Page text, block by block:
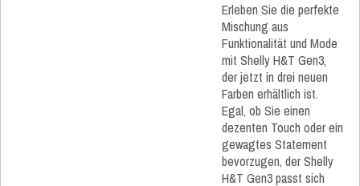
Erleben Sie die perfekte
Mischung aus
Funktionalität und Mode
mit Shelly H&T Gen3,
der jetzt in drei neuen
Farben erhältlich ist.
Egal, ob Sie einen
dezenten Touch oder ein
gewagtes Statement
bevorzugen, der Shelly
H&T Gen3 passt sich